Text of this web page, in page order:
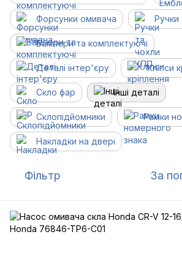
Форсунки омивача Ручки
Бампери та комплектуючі
Деталі інтер'єру Кліпси
Скло фар Інші деталі
Склопідйомники Рамки
Накладки на двері
Фільтр За